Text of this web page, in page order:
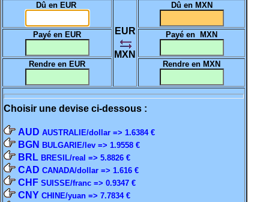
Dû en EUR
EUR
MXN
Dû en MXN
Payé en EUR Payé en MXN
Rendre en EUR Rendre en MXN
Choisir une devise ci-dessous :
AUD AUSTRALIE/dollar => 1.6384 €
BGN BULGARIE/lev => 1.9558 €
BRL BRESIL/real => 5.8826 €
CAD CANADA/dollar => 1.616 €
CHF SUISSE/franc => 0.9347 €
CNY CHINE/yuan => 7.7834 €